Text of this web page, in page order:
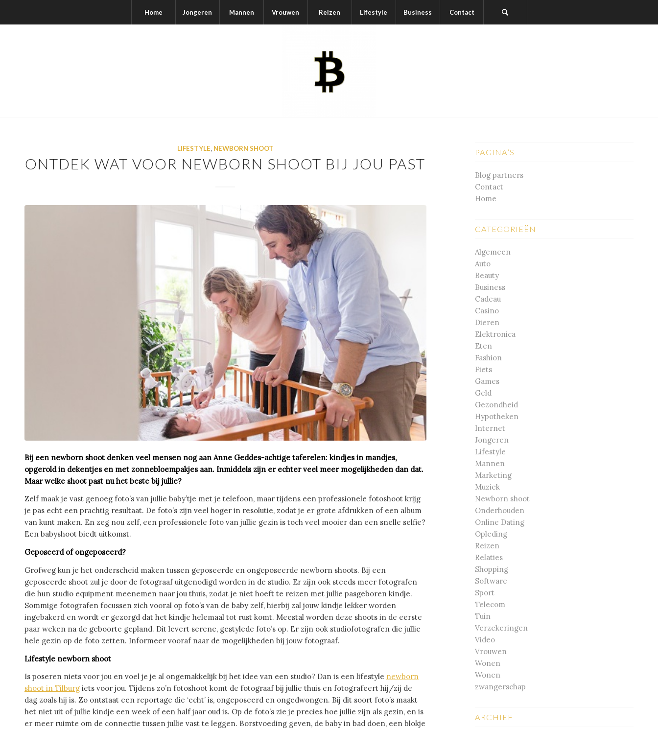
Home Jongeren Mannen Vrouwen Reizen Lifestyle Business Contact
LIFESTYLE, NEWBORN SHOOT
ONTDEK WAT VOOR NEWBORN SHOOT BIJ JOU PAST
Bij een newborn shoot denken veel mensen nog aan Anne Geddes-achtige taferelen: kindjes in mandjes,
opgerold in dekentjes en met zonnebloempakjes aan. Inmiddels zijn er echter veel meer mogelijkheden dan dat.
Maar welke shoot past nu het beste bij jullie?
Zelf maak je vast genoeg foto’s van jullie baby’tje met je telefoon, maar tijdens een professionele fotoshoot krijg
je pas echt een prachtig resultaat. De foto’s zijn veel hoger in resolutie, zodat je er grote afdrukken of een album
van kunt maken. En zeg nou zelf, een professionele foto van jullie gezin is toch veel mooier dan een snelle selfie?
Een babyshoot biedt uitkomst.
Geposeerd of ongeposeerd?
Grofweg kun je het onderscheid maken tussen geposeerde en ongeposeerde newborn shoots. Bij een
geposeerde shoot zul je door de fotograaf uitgenodigd worden in de studio. Er zijn ook steeds meer fotografen
die hun studio equipment meenemen naar jou thuis, zodat je niet hoeft te reizen met jullie pasgeboren kindje.
Sommige fotografen focussen zich vooral op foto’s van de baby zelf, hierbij zal jouw kindje lekker worden
ingebakerd en wordt er gezorgd dat het kindje helemaal tot rust komt. Meestal worden deze shoots in de eerste
paar weken na de geboorte gepland. Dit levert serene, gestylede foto’s op. Er zijn ook studiofotografen die jullie
hele gezin op de foto zetten. Informeer vooraf naar de mogelijkheden bij jouw fotograaf.
Lifestyle newborn shoot
Is poseren niets voor jou en voel je je al ongemakkelijk bij het idee van een studio? Dan is een lifestyle newborn
shoot in Tilburg iets voor jou. Tijdens zo’n fotoshoot komt de fotograaf bij jullie thuis en fotografeert hij/zij de
dag zoals hij is. Zo ontstaat een reportage die ‘echt’ is, ongeposeerd en ongedwongen. Bij dit soort foto’s maakt
het niet uit of jullie kindje een week of een half jaar oud is. Op de foto’s zie je precies hoe jullie zijn als gezin, en is
er meer ruimte om de connectie tussen jullie vast te leggen. Borstvoeding geven, de baby in bad doen, een blokje
PAGINA’S
Blog partners
Contact
Home
CATEGORIEËN
Algemeen
Auto
Beauty
Business
Cadeau
Casino
Dieren
Elektronica
Eten
Fashion
Fiets
Games
Geld
Gezondheid
Hypotheken
Internet
Jongeren
Lifestyle
Mannen
Marketing
Muziek
Newborn shoot
Onderhouden
Online Dating
Opleding
Reizen
Relaties
Shopping
Software
Sport
Telecom
Tuin
Verzekeringen
Video
Vrouwen
Wonen
Wonen
zwangerschap
ARCHIEF